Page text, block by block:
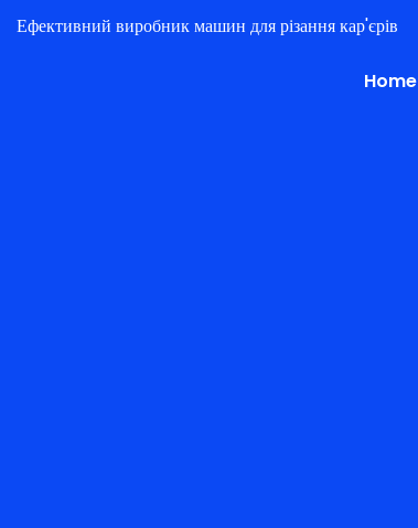
Ефективний виробник машин для різання кар'єрів
Home